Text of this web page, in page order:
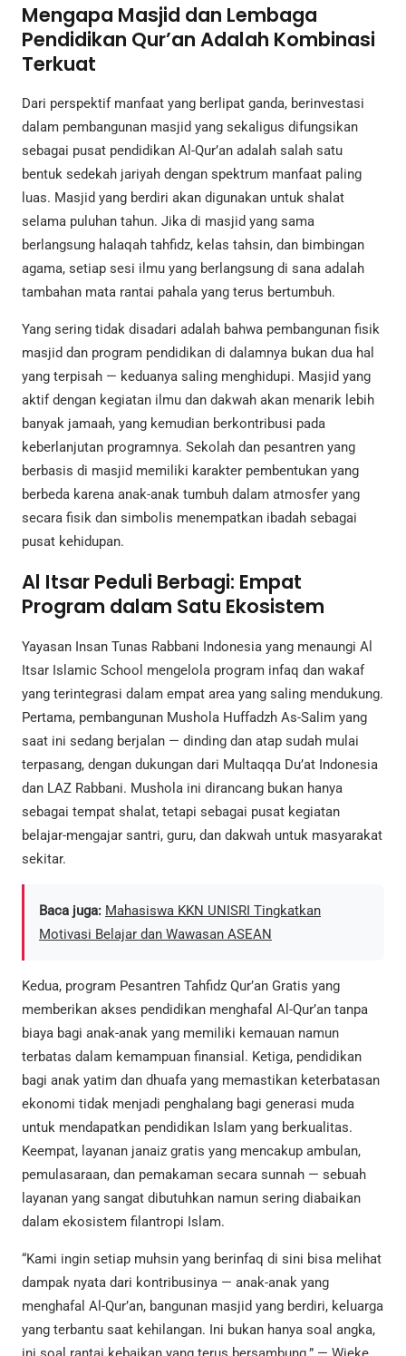
Mengapa Masjid dan Lembaga
Pendidikan Qur’an Adalah Kombinasi
Terkuat
Dari perspektif manfaat yang berlipat ganda, berinvestasi
dalam pembangunan masjid yang sekaligus difungsikan
sebagai pusat pendidikan Al-Qur’an adalah salah satu
bentuk sedekah jariyah dengan spektrum manfaat paling
luas. Masjid yang berdiri akan digunakan untuk shalat
selama puluhan tahun. Jika di masjid yang sama
berlangsung halaqah tahfidz, kelas tahsin, dan bimbingan
agama, setiap sesi ilmu yang berlangsung di sana adalah
tambahan mata rantai pahala yang terus bertumbuh.
Yang sering tidak disadari adalah bahwa pembangunan fisik
masjid dan program pendidikan di dalamnya bukan dua hal
yang terpisah — keduanya saling menghidupi. Masjid yang
aktif dengan kegiatan ilmu dan dakwah akan menarik lebih
banyak jamaah, yang kemudian berkontribusi pada
keberlanjutan programnya. Sekolah dan pesantren yang
berbasis di masjid memiliki karakter pembentukan yang
berbeda karena anak-anak tumbuh dalam atmosfer yang
secara fisik dan simbolis menempatkan ibadah sebagai
pusat kehidupan.
Al Itsar Peduli Berbagi: Empat
Program dalam Satu Ekosistem
Yayasan Insan Tunas Rabbani Indonesia yang menaungi Al
Itsar Islamic School mengelola program infaq dan wakaf
yang terintegrasi dalam empat area yang saling mendukung.
Pertama, pembangunan Mushola Huffadzh As-Salim yang
saat ini sedang berjalan — dinding dan atap sudah mulai
terpasang, dengan dukungan dari Multaqqa Du’at Indonesia
dan LAZ Rabbani. Mushola ini dirancang bukan hanya
sebagai tempat shalat, tetapi sebagai pusat kegiatan
belajar-mengajar santri, guru, dan dakwah untuk masyarakat
sekitar.
Baca juga: Mahasiswa KKN UNISRI Tingkatkan
Motivasi Belajar dan Wawasan ASEAN
Kedua, program Pesantren Tahfidz Qur’an Gratis yang
memberikan akses pendidikan menghafal Al-Qur’an tanpa
biaya bagi anak-anak yang memiliki kemauan namun
terbatas dalam kemampuan finansial. Ketiga, pendidikan
bagi anak yatim dan dhuafa yang memastikan keterbatasan
ekonomi tidak menjadi penghalang bagi generasi muda
untuk mendapatkan pendidikan Islam yang berkualitas.
Keempat, layanan janaiz gratis yang mencakup ambulan,
pemulasaraan, dan pemakaman secara sunnah — sebuah
layanan yang sangat dibutuhkan namun sering diabaikan
dalam ekosistem filantropi Islam.
“Kami ingin setiap muhsin yang berinfaq di sini bisa melihat
dampak nyata dari kontribusinya — anak-anak yang
menghafal Al-Qur’an, bangunan masjid yang berdiri, keluarga
yang terbantu saat kehilangan. Ini bukan hanya soal angka,